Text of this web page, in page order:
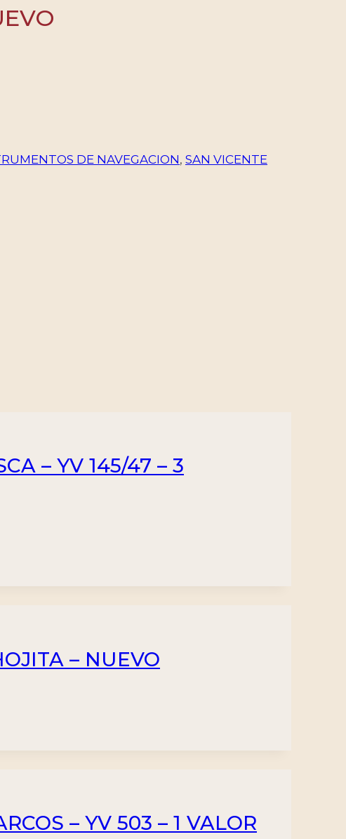
DE NAVEGACION, SAN VICENTE
– YV 145/47 – 3
– NUEVO
– YV 503 – 1 VALOR